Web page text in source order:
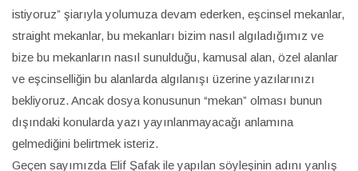
istiyoruz” şiarıyla yolumuza devam ederken, eşcinsel mekanlar,
straight mekanlar, bu mekanları bizim nasıl algıladığımız ve
bize bu mekanların nasıl sunulduğu, kamusal alan, özel alanlar
ve eşcinselliğin bu alanlarda algılanışı üzerine yazılarınızı
bekliyoruz. Ancak dosya konusunun “mekan” olması bunun
dışındaki konularda yazı yayınlanmayacağı anlamına
gelmediğini belirtmek isteriz.
Geçen sayımızda Elif Şafak ile yapılan söyleşinin adını yanlış